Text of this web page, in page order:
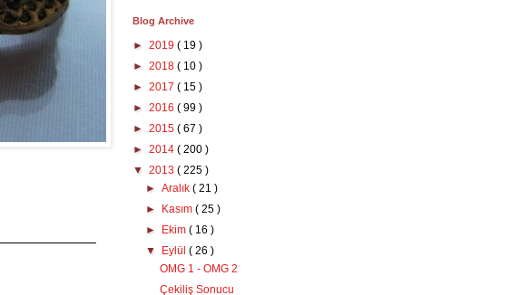
Blog Archive
► 2019 ( 19 )
► 2018 ( 10 )
► 2017 ( 15 )
► 2016 ( 99 )
► 2015 ( 67 )
► 2014 ( 200 )
▼ 2013 ( 225 )
►Aralık( 21 )
►
Kasım( 25 )
►
Ekim( 16 )
▼
Eylül( 26 )
OMG 1 - OMG 2
Çekiliş Sonucu